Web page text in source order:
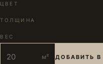
ЦВЕТ
ТОЛЩИНА
ВЕС
м² ДОБАВИТЬ В